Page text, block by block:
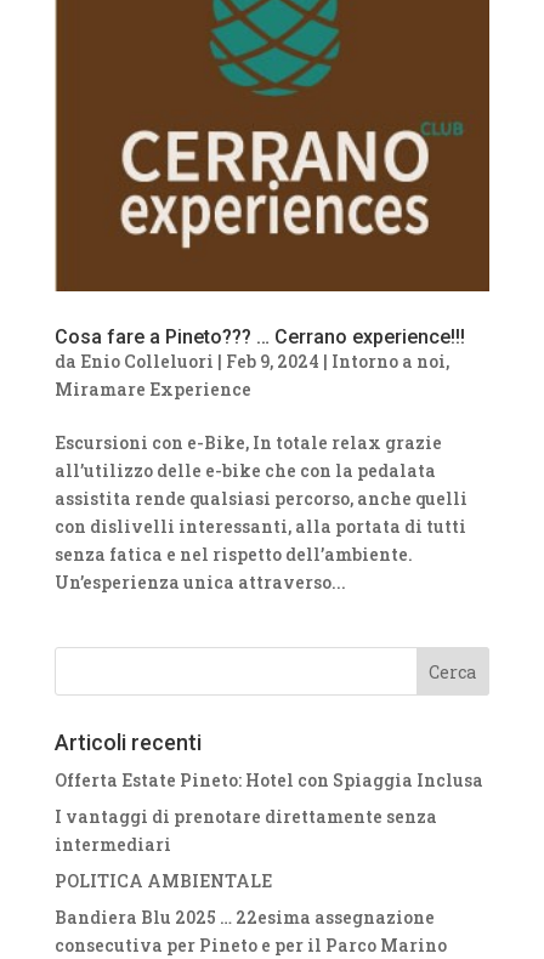
Cosa fare a Pineto??? … Cerrano experience!!!
da Enio Colleluori | Feb 9, 2024 | Intorno a noi,
Miramare Experience
Escursioni con e-Bike, In totale relax grazie
all’utilizzo delle e-bike che con la pedalata
assistita rende qualsiasi percorso, anche quelli
con dislivelli interessanti, alla portata di tutti
senza fatica e nel rispetto dell’ambiente.
Un’esperienza unica attraverso...
Articoli recenti
Offerta Estate Pineto: Hotel con Spiaggia Inclusa
I vantaggi di prenotare direttamente senza
intermediari
POLITICA AMBIENTALE
Bandiera Blu 2025 … 22esima assegnazione
consecutiva per Pineto e per il Parco Marino